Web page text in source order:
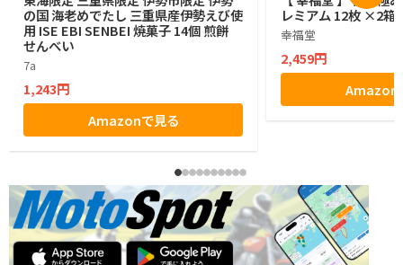
の国 海老めでたし 三重県産伊勢えび使
用 ISE EBI SENBEI 焼菓子 14個 煎餅
せんべい
7a
1,243円
Amazonで見る
レミアム 12枚 ×2箱
幸福堂
2,459円
Amazon